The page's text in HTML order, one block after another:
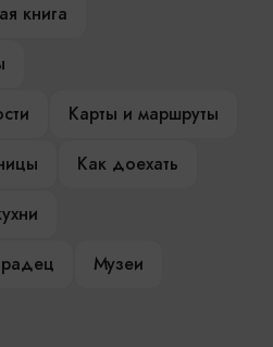
книга
Карты и маршруты
Как доехать
Музеи